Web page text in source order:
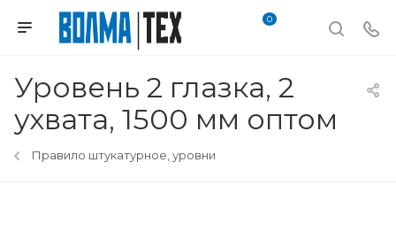
0
Уровень 2 глазка, 2
ухвата, 1500 мм оптом
Правило штукатурное, уровни